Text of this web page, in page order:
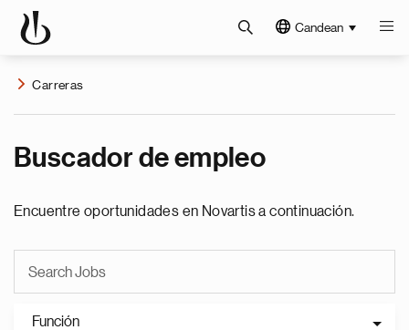
Candean
Carreras
Buscador de empleo
Encuentre oportunidades en Novartis a continuación.
Función